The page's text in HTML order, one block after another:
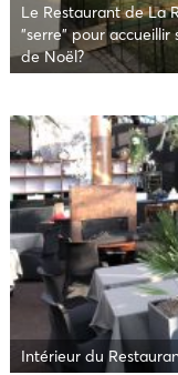
Le Restaurant de La
"serre" pour accueillir
de Noël?
Intérieur du